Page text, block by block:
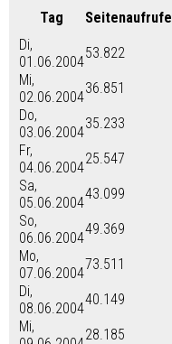
Tag Seitenaufrufe
Di,
01.06.2004
53.822
Mi,
02.06.2004
36.851
Do,
03.06.2004
35.233
Fr,
04.06.2004
25.547
Sa,
05.06.2004
43.099
So,
06.06.2004
49.369
Mo,
07.06.2004
73.511
Di,
08.06.2004
40.149
Mi,
28.185